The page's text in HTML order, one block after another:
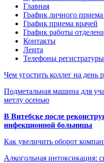
Главная
График личного
График приема врачей
График работы
Контакты
Лента
Телефоны регистратуры
Чем угостить коллег на день
Подметальная машина для
метлу осенью
В Витебске после
инфекционной больницы
Как увеличить оборот
Алкогольная интоксикация: